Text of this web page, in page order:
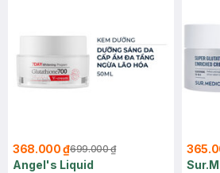
368.000 ₫699.000 ₫
Angel's Liquid